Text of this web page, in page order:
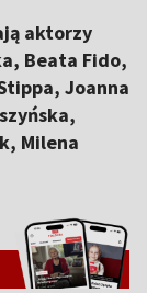
aktorzy
Beata Fido,
Joanna
Milena